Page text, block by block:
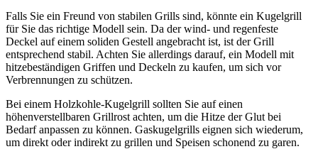
Falls Sie ein Freund von stabilen Grills sind, könnte ein Kugelgrill
für Sie das richtige Modell sein. Da der wind- und regenfeste
Deckel auf einem soliden Gestell angebracht ist, ist der Grill
entsprechend stabil. Achten Sie allerdings darauf, ein Modell mit
hitzebeständigen Griffen und Deckeln zu kaufen, um sich vor
Verbrennungen zu schützen.
Bei einem Holzkohle-Kugelgrill sollten Sie auf einen
höhenverstellbaren Grillrost achten, um die Hitze der Glut bei
Bedarf anpassen zu können. Gaskugelgrills eignen sich wiederum,
um direkt oder indirekt zu grillen und Speisen schonend zu garen.